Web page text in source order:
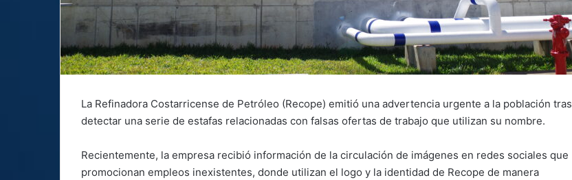
La Refinadora Costarricense de Petróleo (Recope) emitió una advertencia urgente a la población tras
detectar una serie de estafas relacionadas con falsas ofertas de trabajo que utilizan su nombre.
Recientemente, la empresa recibió información de la circulación de imágenes en redes sociales que
promocionan empleos inexistentes, donde utilizan el logo y la identidad de Recope de manera